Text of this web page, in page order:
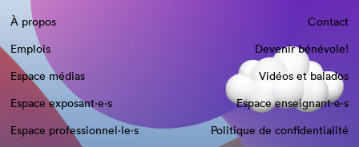
À propos
Contact
Emplois
Devenir bénévole!
Espace médias
Vidéos et balados
Espace exposant·e⋅s
Espace enseignant·e⋅s
Espace professionnel·le⋅s
Politique de confidentialité